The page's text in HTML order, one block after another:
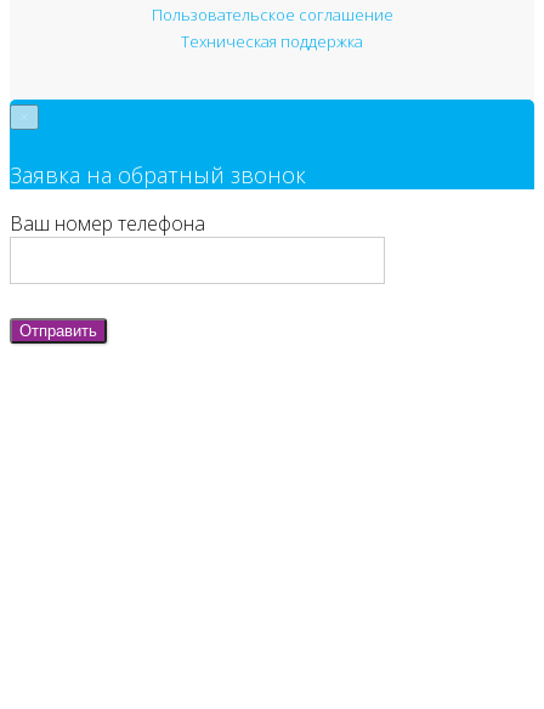
Пользовательское соглашение
Техническая поддержка
Заявка на обратный звонок
Ваш номер телефона
Отправить